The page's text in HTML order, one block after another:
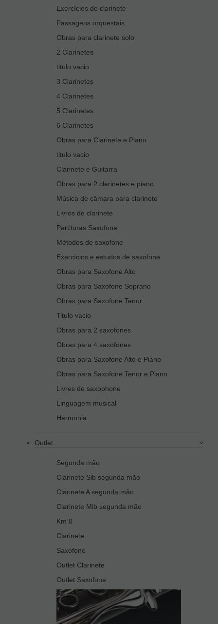
Exercícios de clarinete
Passagens orquestais
Obras para clarinete solo
2 Clarinetes
titulo vacio
3 Clarinetes
4 Clarinetes
5 Clarinetes
6 Clarinetes
Obras para Clarinete e Piano
titulo vacio
Clarinete e Guitarra
Obras para 2 clarinetes e piano
Música de câmara para clarinete
Livros de clarinete
Partituras Saxofone
Métodos de saxofone
Exercícios e estudos de saxofone
Obras para Saxofone Alto
Obras para Saxofone Soprano
Obras para Saxofone Tenor
Titulo vacio
Obras para 2 saxofones
Obras para 4 saxofones
Obras para Saxofone Alto e Piano
Obras para Saxofone Tenor e Piano
Livres de saxophone
Linguagem musical
Harmonia
Outlet
Segunda mão
Clarinete Sib segunda mão
Clarinete A segunda mão
Clarinete Mib segunda mão
Km 0
Clarinete
Saxofone
Outlet Clarinete
Outlet Saxofone